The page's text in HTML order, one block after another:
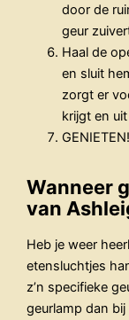
door de
geur
Haal de
en sluit
zorgt er
krijgt en
GENIETEN!
Wanneer
van
Heb je weer
etensluchtjes
z’n specifieke
geurlamp dan